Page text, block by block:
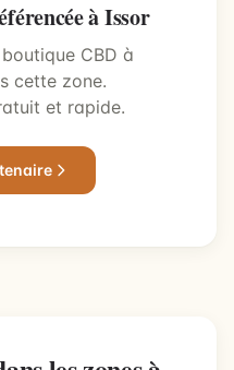
à Issor
CBD à
cette zone.
et rapide.